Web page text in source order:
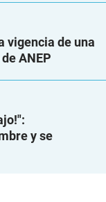
vigencia de una
ANEP
y se